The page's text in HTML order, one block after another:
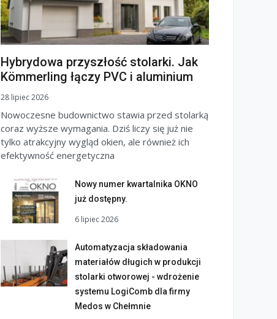
Hybrydowa przyszłość stolarki. Jak
Kömmerling łączy PVC i aluminium
28 lipiec 2026
Nowoczesne budownictwo stawia przed stolarką
coraz wyższe wymagania. Dziś liczy się już nie
tylko atrakcyjny wygląd okien, ale również ich
efektywność energetyczna
Nowy numer kwartalnika OKNO
już dostępny.
6 lipiec 2026
Automatyzacja składowania
materiałów długich w produkcji
stolarki otworowej - wdrożenie
systemu LogiComb dla firmy
Medos w Chełmnie